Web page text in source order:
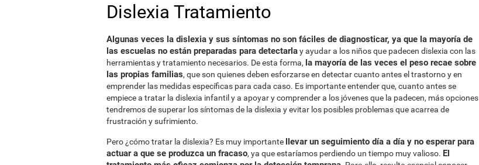
Dislexia Tratamiento
Algunas veces la dislexia y sus síntomas no son fáciles de diagnosticar, ya que la mayoría de
las escuelas no están preparadas para detectarlay ayudar a los niños que padecen dislexia con las
herramientas y tratamiento necesarios. De esta forma, la mayoría de las veces el peso recae sobre
las propias familias, que son quienes deben esforzarse en detectar cuanto antes el trastorno y en
emprender las medidas específicas para cada caso. Es importante entender que, cuanto antes se
empiece a tratar la dislexia infantil y a apoyar y comprender a los jóvenes que la padecen, más opciones
tendremos de superar los síntomas de la dislexia y evitar los posibles problemas que acarrea de
frustración y sufrimiento.
Pero ¿cómo tratar la dislexia? Es muy importante llevar un seguimiento día a día y no esperar para
actuar a que se produzca un fracaso, ya que estaríamos perdiendo un tiempo muy valioso. El